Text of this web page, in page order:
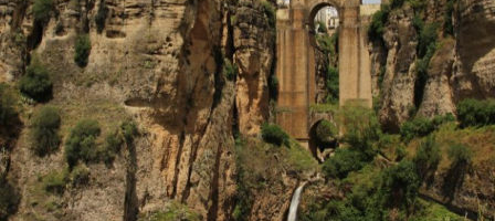
Ver post de América
CHINA